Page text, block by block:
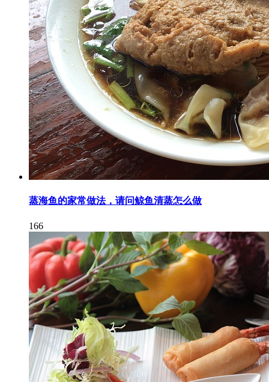
蒸海鱼的家常做法，请问鲸鱼清蒸怎么做
166